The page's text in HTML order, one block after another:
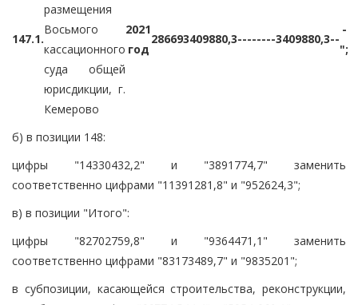
147.1.
размещения
Восьмого
кассационного
суда общей
юрисдикции, г.
Кемерово
2021
год
286693409880,3--------3409880,3--
-
";
б) в позиции 148:
цифры "14330432,2" и "3891774,7" заменить
соответственно цифрами "11391281,8" и "952624,3";
в) в позиции "Итого":
цифры "82702759,8" и "9364471,1" заменить
соответственно цифрами "83173489,7" и "9835201";
в субпозиции, касающейся строительства, реконструкции,